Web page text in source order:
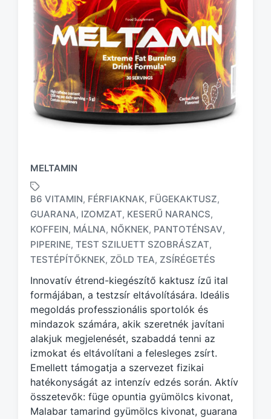
MELTAMIN
T
a
g
e
d
w
h
B6 VITAMIN, FÉRFIAKNAK, FÜGEKAKTUSZ,
GUARANA, IZOMZAT, KESERŰ NARANCS,
KOFFEIN, MÁLNA, NŐKNEK, PANTOTÉNSAV,
PIPERINE, TEST SZILUETT SZOBRÁSZAT,
TESTÉPÍTŐKNEK, ZÖLD TEA, ZSÍRÉGETÉS
Innovatív étrend-kiegészítő kaktusz ízű ital
formájában, a testzsír eltávolítására. Ideális
megoldás professzionális sportolók és
mindazok számára, akik szeretnék javítani
alakjuk megjelenését, szabaddá tenni az
izmokat és eltávolítani a felesleges zsírt.
Emellett támogatja a szervezet fizikai
hatékonyságát az intenzív edzés során. Aktív
összetevők: füge opuntia gyümölcs kivonat,
Malabar tamarind gyümölcs kivonat, guarana